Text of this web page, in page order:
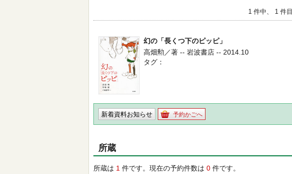
1 件中、 1 件目
幻の「長くつ下のピッピ」
高畑勲／著 -- 岩波書店 -- 2014.10
タグ
新着資料お知らせ 予約かごへ
所蔵
所蔵は 1 件です。現在の予約件数は 0 件です。